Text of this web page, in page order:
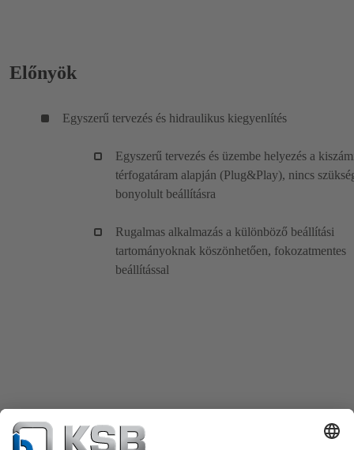
Előnyök
Egyszerű tervezés és hidraulikus kiegyenlítés
Egyszerű tervezés és üzembe helyezés a
térfogatáram alapján (Plug&Play), nincs
bonyolult beállításra
Rugalmas alkalmazás a különböző beállítási
tartományoknak köszönhetően, fokozatmentes
beállítással